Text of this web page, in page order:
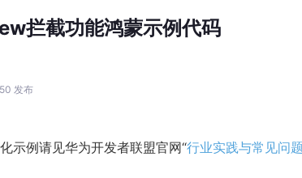
拦截功能鸿蒙示例代码
发布
示例请见华为开发者联盟官网“行业实践与常见问题